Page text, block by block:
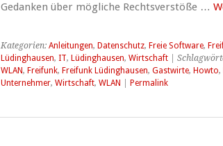
Gedanken über mögliche Rechtsverstöße …
Kategorien: Anleitungen, Datenschutz, Freie Software,
Lüdinghausen, IT, Lüdinghausen, Wirtschaft|
WLAN, Freifunk, Freifunk Lüdinghausen, Gastwirte, Howto,
Unternehmer, Wirtschaft, WLAN Permalink